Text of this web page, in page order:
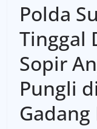
Polda
Tinggal
Sopir
Pungli